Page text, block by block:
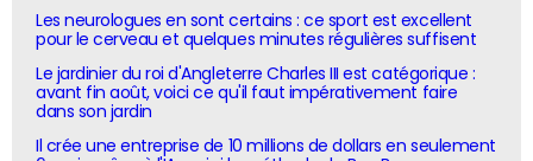
Les neurologues en sont certains : ce sport est excellent
pour le cerveau et quelques minutes régulières suffisent
Le jardinier du roi d'Angleterre Charles III est catégorique :
avant fin août, voici ce qu'il faut impérativement faire
dans son jardin
Il crée une entreprise de 10 millions de dollars en seulement